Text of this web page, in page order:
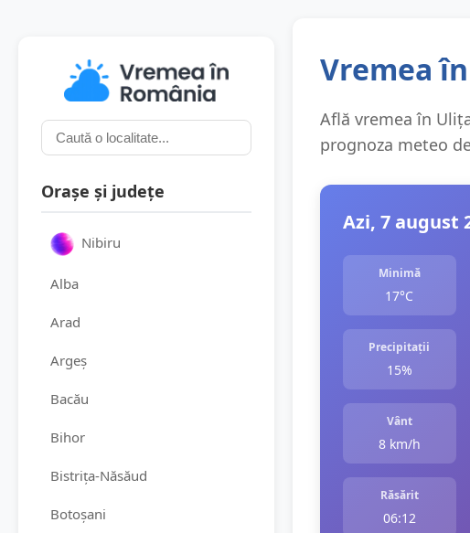
Orașe și județe
Nibiru
Alba
Arad
Argeș
Bacău
Bihor
Bistrița-Năsăud
Botoșani
Vremea
Află vremea în
prognoza meteo
Azi, 7 august
Minimă
17°C
Precipitații
15%
Vânt
8 km/h
Răsărit
06:12